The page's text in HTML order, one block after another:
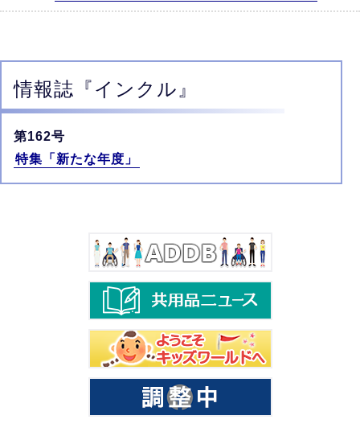
情報誌 『インクル』
第162号
特集「新たな年度」